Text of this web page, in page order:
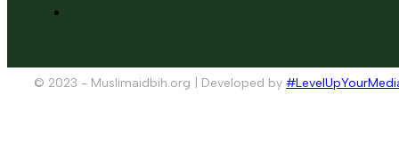
© 2023 - Muslimaidbih.org | Developed by